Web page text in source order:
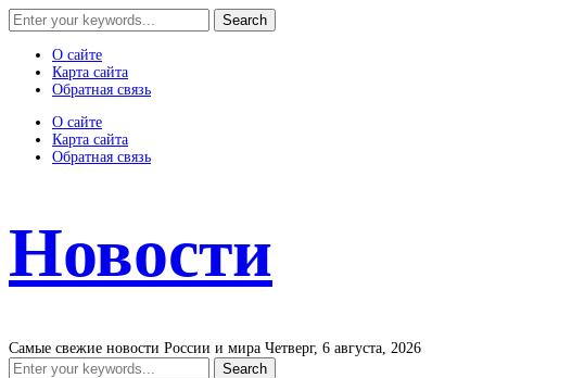
О сайте
Карта сайта
Обратная связь
О сайте
Карта сайта
Обратная связь
Новости
Самые свежие новости России и мира Четверг, 6 августа, 2026